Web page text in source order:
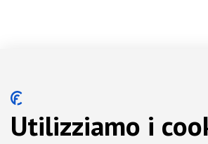
Utilizziamo i